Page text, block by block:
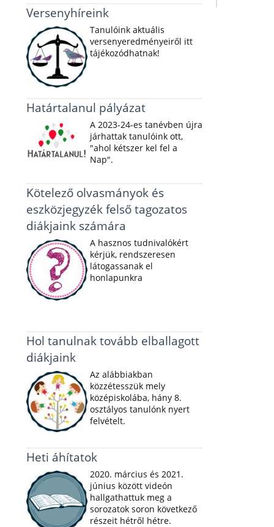
Versenyhíreink
Tanulóink aktuális
versenyeredményeiről itt
tájékozódhatnak!
Határtalanul pályázat
A 2023-24-es tanévben újra
járhattak tanulóink ott,
"ahol kétszer kel fel a
Nap".
Kötelező olvasmányok és
eszközjegyzék felső tagozatos
diákjaink számára
A hasznos tudnivalókért
kérjük, rendszeresen
látogassanak el
honlapunkra
Hol tanulnak tovább elballagott
diákjaink
Az alábbiakban
közzétesszük mely
középiskolába, hány 8.
osztályos tanulónk nyert
felvételt.
Heti áhítatok
2020. március és 2021.
június között videón
hallgathattuk meg a
sorozatok soron következő
részeit hétről hétre.